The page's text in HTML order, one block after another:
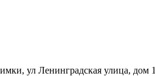
ул Ленинградская улица, дом 1